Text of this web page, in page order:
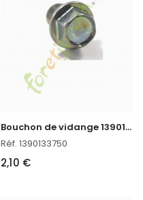
B
ouchon de vidange 13901-33750
Réf. 1390133750
2,10 €